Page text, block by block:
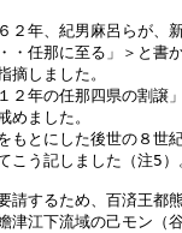
年、紀男麻呂らが、
・任那に至る」＞と書
摘しました。
年の任那四県の割譲
めました。
とにした後世の８世
こう記しました（注5）
請するため、百済王都
津江下流域の己モン（